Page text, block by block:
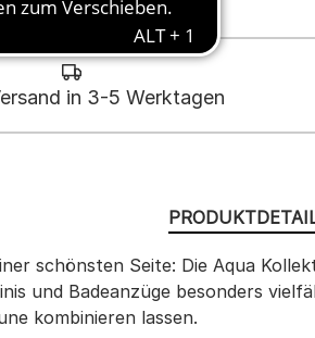
in 3-5 Werktagen
schönsten Seite: Die Aqua
und Badeanzüge besonders
kombinieren lassen.